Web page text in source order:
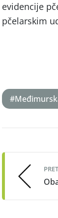
evidencije
pčelarskim